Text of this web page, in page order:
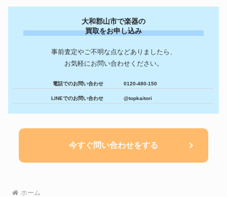
大和郡山市で楽器の
買取をお申し込み
事前査定やご不明な点などありましたら、
お気軽にお問い合わせください。
電話でのお問い合わせ 0120-480-150
LINEでのお問い合わせ @topkaitori
今すぐ問い合わせをする
ホーム